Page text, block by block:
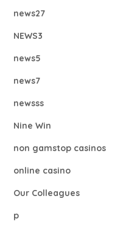
news27
NEWS3
news5
news7
newsss
Nine Win
non gamstop casinos
online casino
Our Colleagues
p